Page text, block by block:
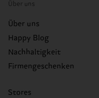
Über uns
Über uns
Happy Blog
Nachhaltigkeit
Firmengeschenken
Stores